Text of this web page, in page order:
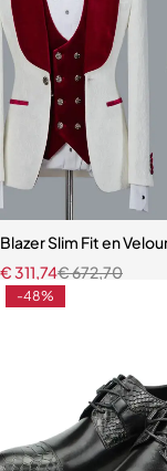
Blazer Slim Fit en
€672,70
€311,74
-48%